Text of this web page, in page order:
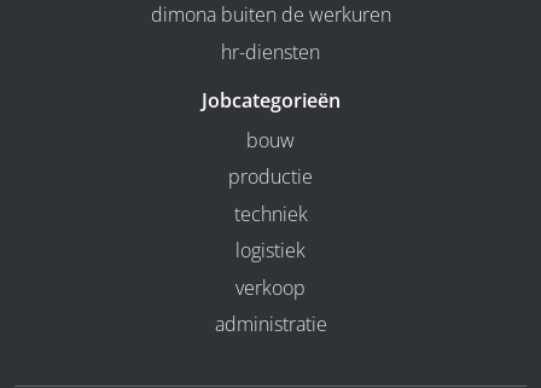
dimona buiten de werkuren
hr-diensten
Jobcategorieën
bouw
productie
techniek
logistiek
verkoop
administratie